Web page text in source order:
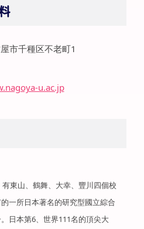
市千種区不老町1
u.ac.jp
東山、鶴舞、大幸、豐川四個校
一所日本著名的研究型國立綜合
日本第6、世界111名的頂尖大